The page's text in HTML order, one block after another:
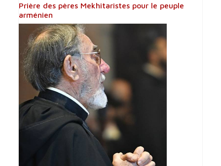
Prière des pères Mekhitaristes pour le peuple
arménien